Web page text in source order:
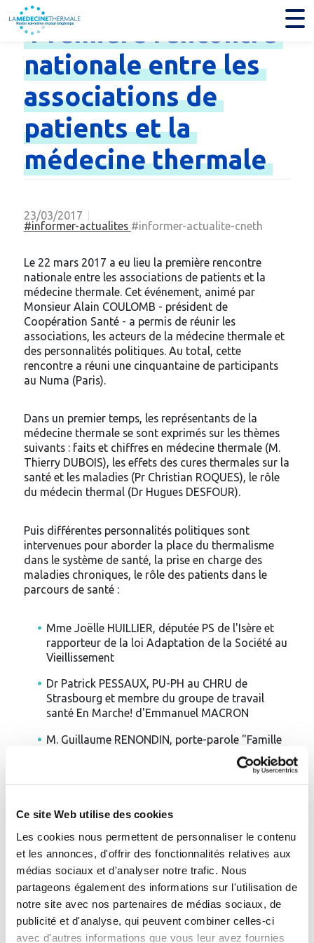
Ce site Web utilise des cookies
Les cookies nous permettent de personnaliser le contenu
et les annonces, d'offrir des fonctionnalités relatives aux
médias sociaux et d'analyser notre trafic. Nous
partageons également des informations sur l'utilisation de
notre site avec nos partenaires de médias sociaux, de
publicité et d'analyse, qui peuvent combiner celles-ci
avec d'autres informations que vous leur avez fournies
Première
nationaleentreles
associationsde
patientsetla
médecinethermale
23/03/2017
#informer-actualites #informer-actualite-cneth
Le 22 mars 2017 a eu lieu la première rencontre
nationale entre les associations de patients et la
médecine thermale. Cet événement, animé par
Monsieur Alain COULOMB - président de
Coopération Santé - a permis de réunir les
associations, les acteurs de la médecine thermale et
des personnalités politiques. Au total, cette
rencontre a réuni une cinquantaine de participants
au Numa (Paris).
Dans un premier temps, les représentants de la
médecine thermale se sont exprimés sur les thèmes
suivants : faits et chiffres en médecine thermale (M.
Thierry DUBOIS), les effets des cures thermales sur la
santé et les maladies (Pr Christian ROQUES), le rôle
du médecin thermal (Dr Hugues DESFOUR).
Puis différentes personnalités politiques sont
intervenues pour aborder la place du thermalisme
dans le système de santé, la prise en charge des
maladies chroniques, le rôle des patients dans le
parcours de santé :
Mme Joëlle HUILLIER, députée PS de l'Isère et
rapporteur de la loi Adaptation de la Société au
Vieillissement
Dr Patrick PESSAUX, PU-PH au CHRU de
Strasbourg et membre du groupe de travail
santé En Marche! d'Emmanuel MACRON
M. Guillaume RENONDIN, porte-parole "Famille
Enfin, trois tables rondes ont permis aux
associations de patients de partager leurs
expériences et d'échanger avec les représentants des
établissements thermaux :